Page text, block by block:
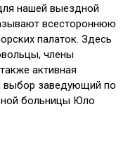
нашей выездной
всестороннюю
палаток. Здесь
члены
активная
выбор заведующий по
больницы Юло